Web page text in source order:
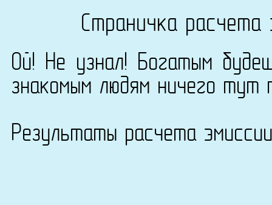
Страничка
Ой! Не узнал! Богатым
знакомым людям ничего тут
Результаты расчета